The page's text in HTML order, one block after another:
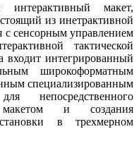
макет,
из инетрактивной
с сенсорным управлением
тактической
входит интегрированный
широкоформатным
специализированным
непосредственного
макетом и создания
в трехмерном